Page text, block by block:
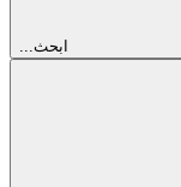
...ابحث